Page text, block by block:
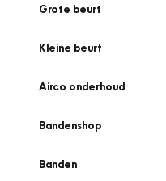
Grote beurt
Kleine beurt
Airco onderhoud
Bandenshop
Banden